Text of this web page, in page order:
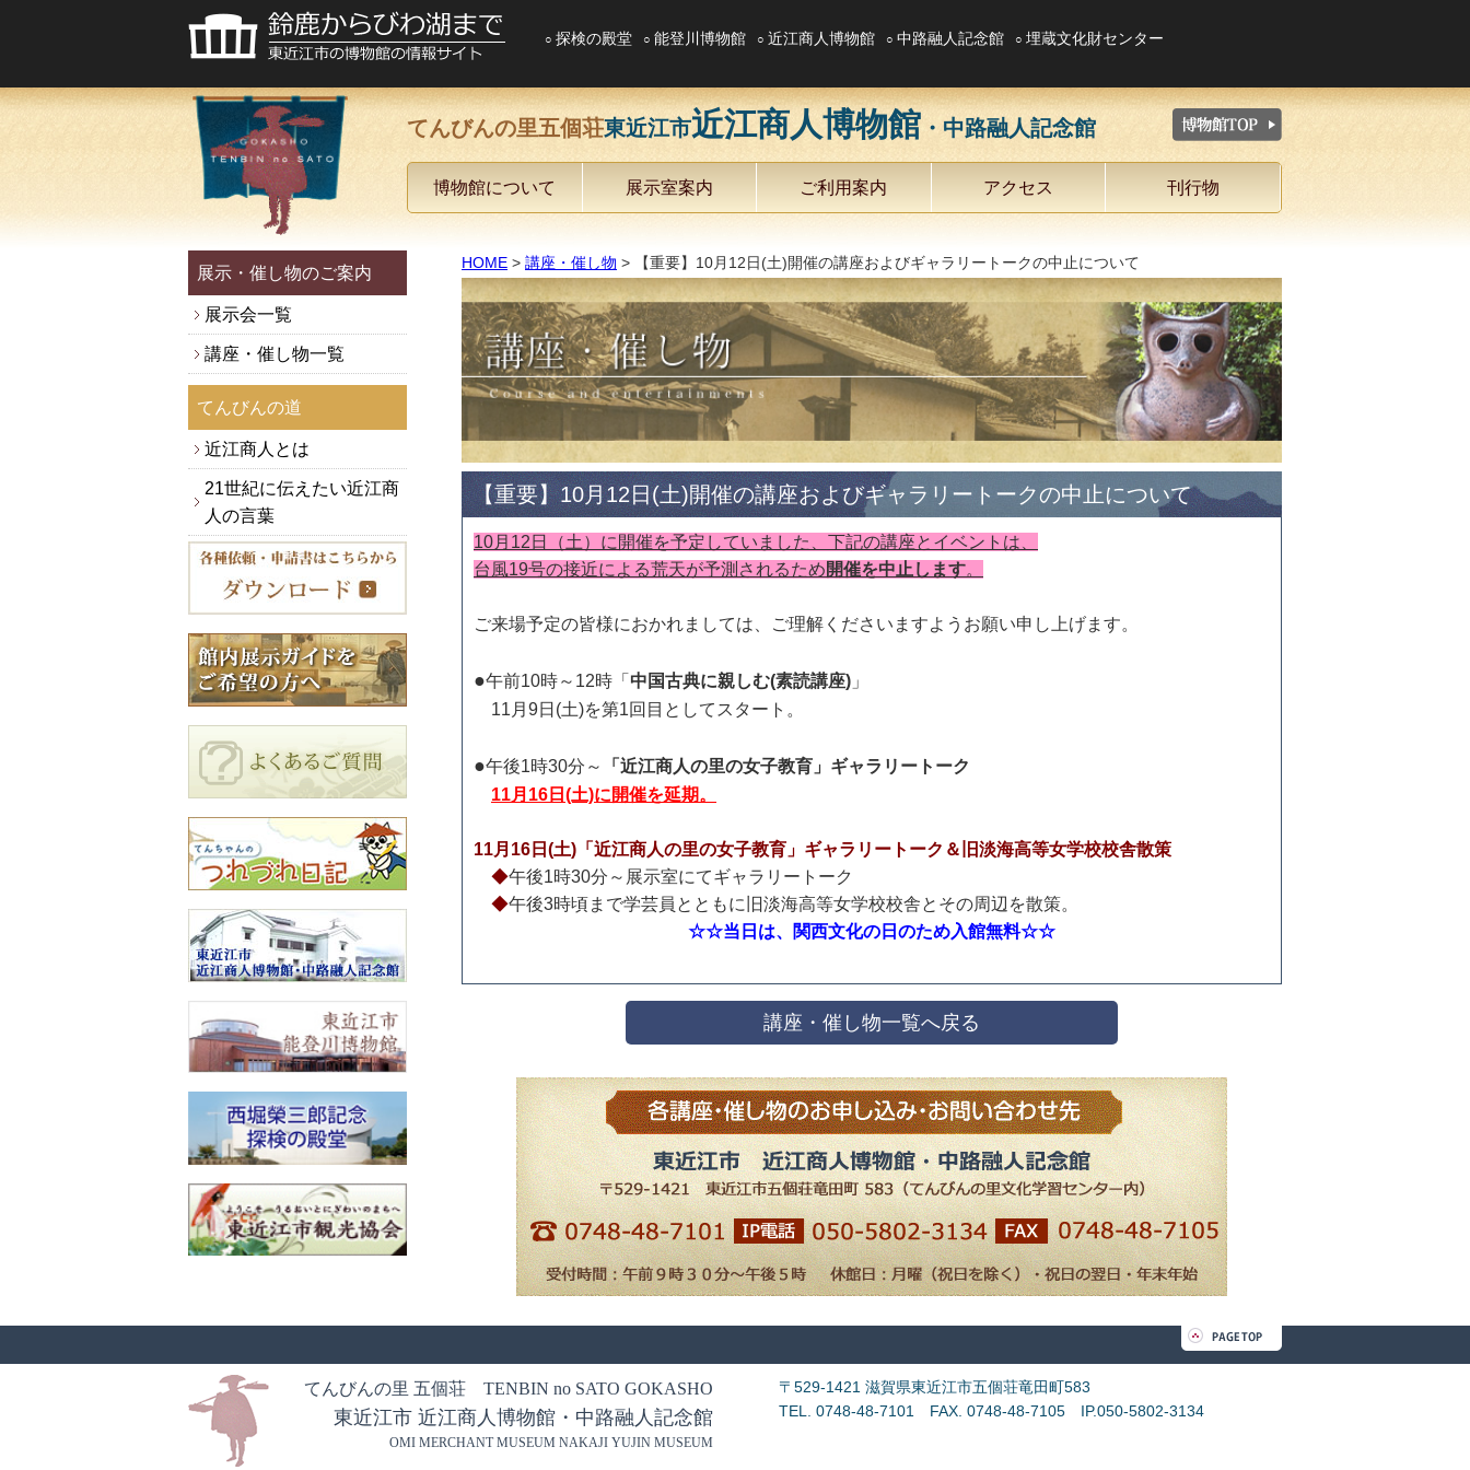
探検の殿堂 能登川博物館 近江商人博物館 中路融人記念館 埋蔵文化財センター
てんびんの里五個荘東近江市近江商人博物館 ・中路融人記念館
博物館について 展示室案内 ご利用案内 アクセス 刊行物
HOME > 講座・催し物 > 【重要】10月12日(土)開催の講座およびギャラリートークの中止について
【重要】10月12日(土)開催の講座およびギャラリートークの中止について
10月12日（土）に開催を予定していました、下記の講座とイベントは、
台風19号の接近による荒天が予測されるため開催を中止します。
ご来場予定の皆様におかれましては、ご理解くださいますようお願い申し上げます。
●午前10時～12時「 中国古典に親しむ(素読講座) 」
11月9日(土)を第1回目としてスタート。
●午後1時30分～
「近江商人の里の女子教育」ギャラリートーク
11月16日(土)に開催を延期。
11月16日(土)「近江商人の里の女子教育」ギャラリートーク＆旧淡海高等女学校校舎散策
◆午後1時30分～展示室にてギャラリートーク
◆午後3時頃まで学芸員とともに旧淡海高等女学校校舎とその周辺を散策。
☆☆当日は、関西文化の日のため入館無料☆☆
講座・催し物一覧へ戻る
展示・催し物のご案内
展示会一覧
講座・催し物一覧
てんびんの道
近江商人とは
21世紀に伝えたい近江商
人の言葉
てんびんの里 五個荘 TENBIN no SATO GOKASHO
東近江市 近江商人博物館・中路融人記念館
OMI MERCHANT MUSEUM NAKAJI YUJIN MUSEUM
〒529-1421 滋賀県東近江市五個荘竜田町583
TEL. 0748-48-7101 FAX. 0748-48-7105 IP.050-5802-3134